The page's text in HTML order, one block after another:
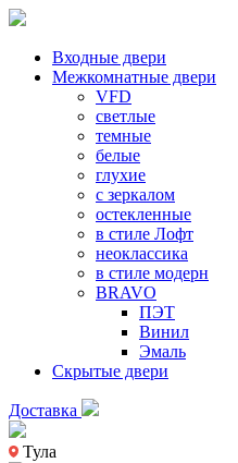
Входные двери
Межкомнатные двери
VFD
светлые
темные
белые
глухие
с зеркалом
остекленные
в стиле Лофт
неоклассика
в стиле модерн
BRAVO
ПЭТ
Винил
Эмаль
Скрытые двери
Доставка
Тула